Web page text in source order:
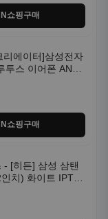
N쇼핑구매
리에이터]삼성전자
스 이어폰 ANC
N쇼핑구매
- [히든] 삼성 삼탠
치) 화이트 IPTV